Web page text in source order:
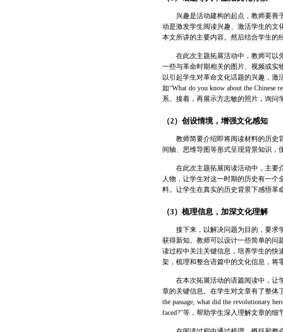
兴趣是活动建构的起点，教师要善
动是激发学生阅读兴趣、激活学生的文
本文所讲的主要内容。然后结合学生的
在此次主题拓展活动中，教师可以
一些与革命时期相关的图片、视频或实
以引起学生对革命文化话题的兴趣，激
如“What do you know about the
系。接着，再展示方志敏的照片，询问
（2）创设情境，增强文化感知
教师简要介绍即将阅读材料的历史
间轴、思维导图等形式呈现背景知识，
在此次主题拓展阅读活动中，主要
人物，让学生对这一时期的历史有一
料。让学生在真实的历史背景下感悟革
（3）梳理信息，加深文化理解
接下来，以解决问题为目的，要求
获得新知。教师可以设计一些简单的问题
读过程中关注关键信息，培养学生的快
架，梳理和整合语篇中的文化信息，将
在本次拓展活动的语篇阅读中，让
章的关键信息。在学生对文章有了整体
the passage, what did the revolutionary
faced?”等，帮助学生深入理解文章的细